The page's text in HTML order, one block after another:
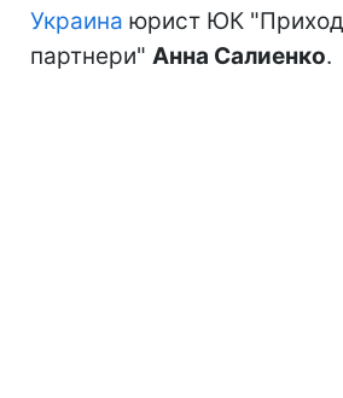
Украина юрист ЮК
партнери" Анна Салиенко.